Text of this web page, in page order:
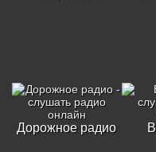
Дорожное радио